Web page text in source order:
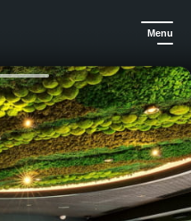
Menu
Geschenkgutschein : Aufenthalt Parenthèse Détente 1 Nacht in La Chenaudière